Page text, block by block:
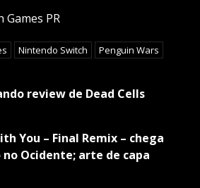
Games PR
Nintendo Switch Penguin Wars
review de Dead Cells
You – Final Remix – chega
Ocidente; arte de capa